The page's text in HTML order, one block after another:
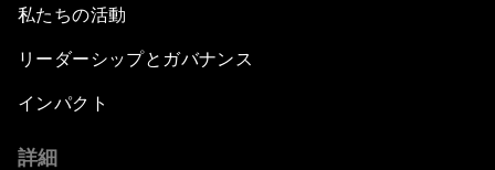
私たちの活動
リーダーシップとガバナンス
インパクト
詳細